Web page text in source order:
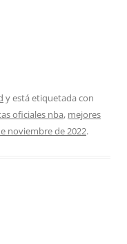
y está etiquetada con
oficiales nba, mejores
noviembre de 2022.